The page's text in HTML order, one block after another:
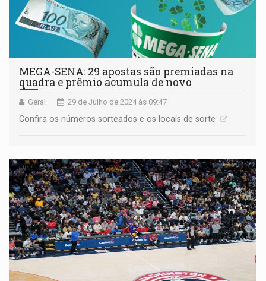
MEGA-SENA: 29 apostas são premiadas na
quadra e prêmio acumula de novo
Geral 29 de Julho de 2024 às 09:47
Confira os números sorteados e os locais de sorte